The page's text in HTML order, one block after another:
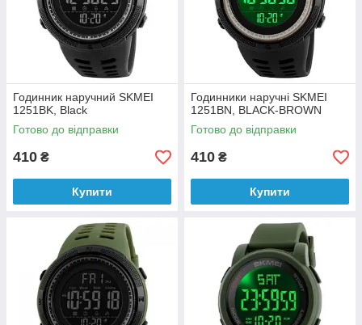
Годинник наручний SKMEI
1251BK, Black
Готово до відправки
410 ₴
Купити
Годинники наручні SKMEI
1251BN, BLACK-BROWN
Готово до відправки
410 ₴
Купити